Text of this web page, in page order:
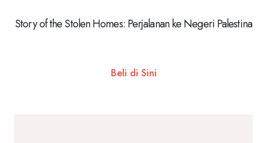
Story of the Stolen Homes: Perjalanan ke Negeri Palestina
Beli di Sini